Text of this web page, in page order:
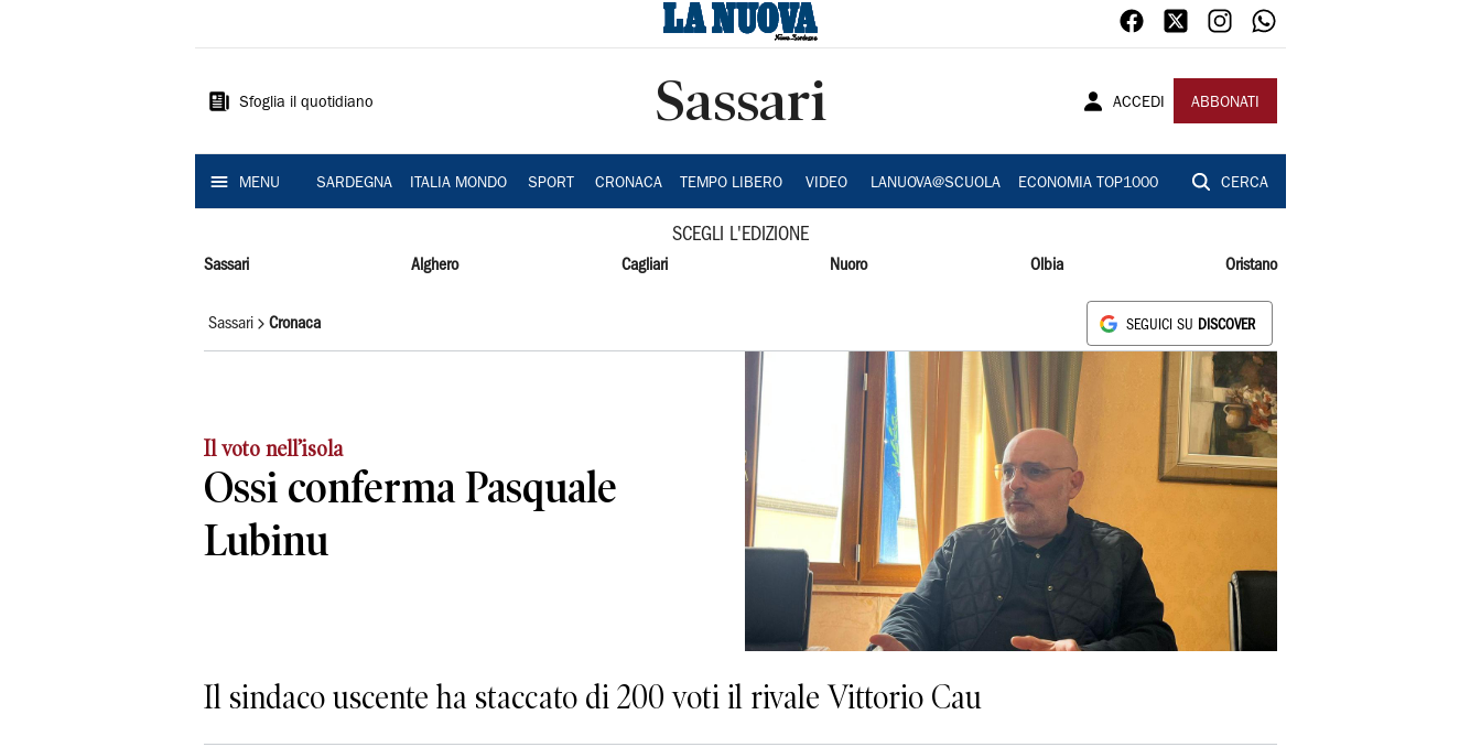
Sardegna
Sfoglia il quotidiano Sassari ACCEDI ABBONATI
MENU SARDEGNA ITALIA MONDO SPORT CRONACA TEMPO LIBERO VIDEO LANUOVA@SCUOLA ECONOMIA TOP1000 CERCA
SCEGLI L'EDIZIONE
Sassari Alghero Cagliari Nuoro Olbia Oristano
Sassari Cronaca SEGUICI SU DISCOVER
Il voto nell’isola
Ossi conferma Pasquale
Lubinu
Il sindaco uscente ha staccato di 200 voti il rivale Vittorio Cau